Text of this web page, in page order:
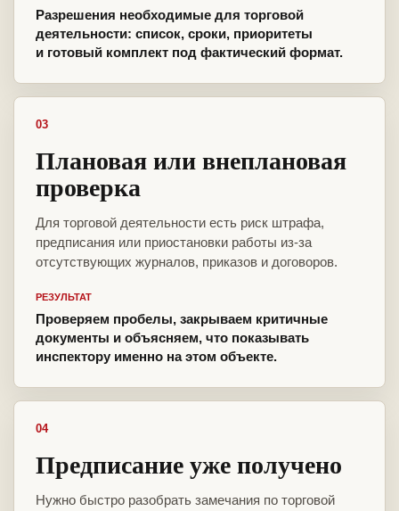
Разрешения необходимые для торговой
деятельности: список, сроки, приоритеты
и готовый комплект под фактический формат.
03
Плановая или внеплановая
проверка
Для торговой деятельности есть риск штрафа,
предписания или приостановки работы из-за
отсутствующих журналов, приказов и договоров.
РЕЗУЛЬТАТ
Проверяем пробелы, закрываем критичные
документы и объясняем, что показывать
инспектору именно на этом объекте.
04
Предписание уже получено
Нужно быстро разобрать замечания по торговой